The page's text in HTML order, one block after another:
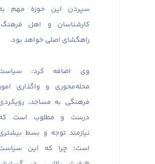
سپردن این حوزه مهم
کارشناسان و اهل
راهگشای اصلی خواهد بود.
وی اضافه کرد:
محله‌محوری و واگذاری
فرهنگی به مساجد،
درست و مطلوب است
نیازمند توجه و بسط
است؛ چرا که این